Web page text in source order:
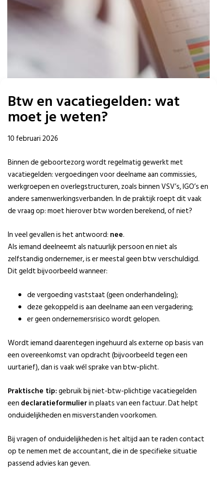
Btw en vacatiegelden: wat
moet je weten?
10 februari 2026
Binnen de geboortezorg wordt regelmatig gewerkt met
vacatiegelden: vergoedingen voor deelname aan commissies,
werkgroepen en overlegstructuren, zoals binnen VSV’s, IGO’s en
andere samenwerkingsverbanden. In de praktijk roept dit vaak
de vraag op: moet hierover btw worden berekend, of niet?
In veel gevallen is het antwoord: nee.
Als iemand deelneemt als natuurlijk persoon en niet als
zelfstandig ondernemer, is er meestal geen btw verschuldigd.
Dit geldt bijvoorbeeld wanneer:
de vergoeding vaststaat (geen onderhandeling);
deze gekoppeld is aan deelname aan een vergadering;
er geen ondernemersrisico wordt gelopen.
Wordt iemand daarentegen ingehuurd als externe op basis van
een overeenkomst van opdracht (bijvoorbeeld tegen een
uurtarief), dan is vaak wél sprake van btw-plicht.
Praktische tip:gebruik bij niet-btw-plichtige vacatiegelden
een declaratieformulierin plaats van een factuur. Dat helpt
onduidelijkheden en misverstanden voorkomen.
Bij vragen of onduidelijkheden is het altijd aan te raden contact
op te nemen met de accountant, die in de specifieke situatie
passend advies kan geven.